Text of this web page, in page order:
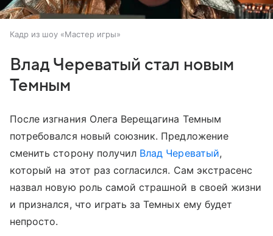
Кадр из шоу «Мастер игры»
Влад Череватый стал новым
Темным
После изгнания Олега Верещагина Темным
потребовался новый союзник. Предложение
сменить сторону получил Влад Череватый,
который на этот раз согласился. Сам экстрасенс
назвал новую роль самой страшной в своей жизни
и признался, что играть за Темных ему будет
непросто.